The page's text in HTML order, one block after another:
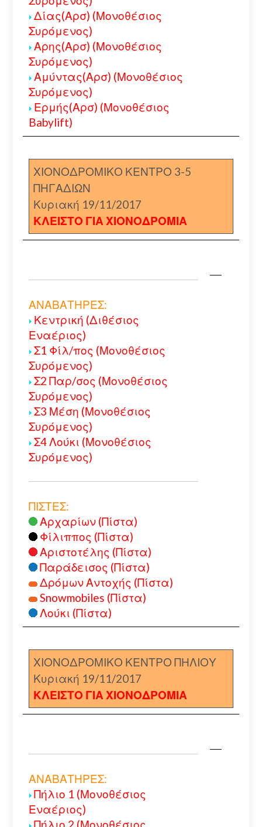
Δίας(Αρσ) (Μονοθέσιος
Συρόμενος)
Αρης(Αρσ) (Μονοθέσιος
Συρόμενος)
Αμύντας(Αρσ) (Μονοθέσιος
Συρόμενος)
Ερμής(Αρσ) (Μονοθέσιος
Babylift)
ΧΙΟΝΟΔΡΟΜΙΚΟ ΚΕΝΤΡΟ 3-5
ΠΗΓΑΔΙΩΝ
Κυριακή 19/11/2017
ΚΛΕΙΣΤΟ ΓΙΑ ΧΙΟΝΟΔΡΟΜΙΑ
ΑΝΑΒΑΤΗΡΕΣ:
Κεντρική (Διθέσιος
Εναέριος)
Σ1 Φίλ/πος (Μονοθέσιος
Συρόμενος)
Σ2 Παρ/σος (Μονοθέσιος
Συρόμενος)
Σ3 Μέση (Μονοθέσιος
Συρόμενος)
Σ4 Λούκι (Μονοθέσιος
Συρόμενος)
ΠΙΣΤΕΣ:
Αρχαρίων (Πίστα)
Φίλιππος (Πίστα)
Αριστοτέλης (Πίστα)
Παράδεισος (Πίστα)
Δρόμων Αντοχής (Πίστα)
Snowmobiles (Πίστα)
Λούκι (Πίστα)
ΧΙΟΝΟΔΡΟΜΙΚΟ ΚΕΝΤΡΟ ΠΗΛΙΟΥ
Κυριακή 19/11/2017
ΚΛΕΙΣΤΟ ΓΙΑ ΧΙΟΝΟΔΡΟΜΙΑ
ΑΝΑΒΑΤΗΡΕΣ:
Πήλιο 1 (Μονοθέσιος
Εναέριος)
Πήλιο 2 (Μονοθέσιος